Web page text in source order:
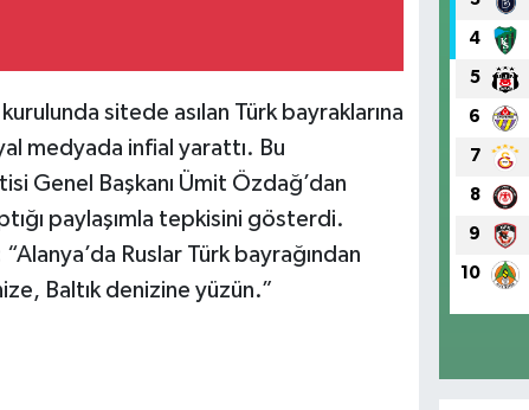
sitede asılan Türk bayraklarına
medyada infial yarattı. Bu
Genel Başkanı Ümit Özdağ’dan
paylaşımla tepkisini gösterdi.
Ruslar Türk bayrağından
Baltık denizine yüzün.”
4
5
6
7
8
9
10